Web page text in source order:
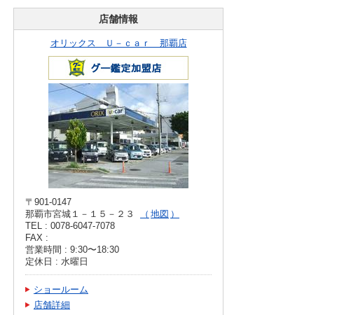
店舗情報
オリックス Ｕ－ｃａｒ 那覇店
〒901-0147
那覇市宮城１－１５－２３
地図
TEL : 0078-6047-7078
FAX :
営業時間 : 9:30〜18:30
定休日 : 水曜日
ショールーム
店舗詳細